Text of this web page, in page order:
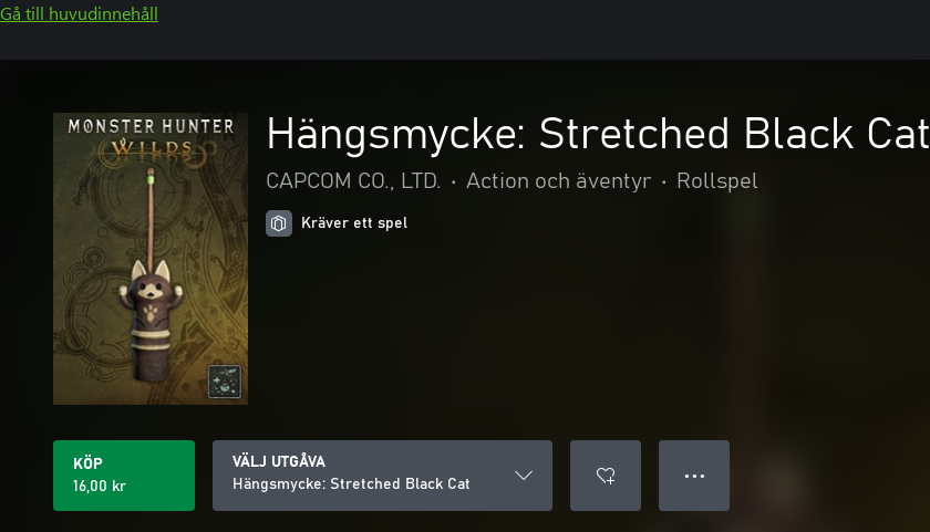
Gå till huvudinnehåll
Hängsmycke: Stretched Black Cat
CAPCOM CO., LTD. • Action och äventyr • Rollspel
Kräver ett spel
KÖP
16,00 kr
VÄLJ UTGÅVA
Hängsmycke: Stretched Black Cat
● ● ●